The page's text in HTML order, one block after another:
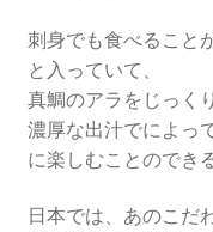
刺身でも食べること
と入っていて、
真鯛のアラをじっく
濃厚な出汁でによっ
に楽しむことのでき
日本では、あのこだ